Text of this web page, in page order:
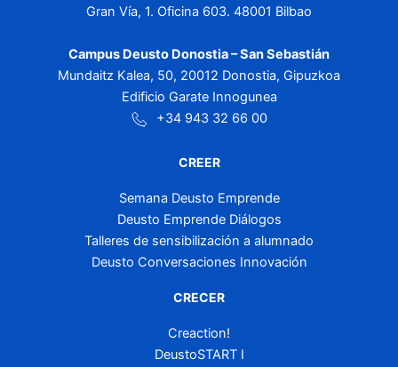
Gran Vía, 1. Oficina 603. 48001 Bilbao
Campus Deusto Donostia – San Sebastián
Mundaitz Kalea, 50, 20012 Donostia, Gipuzkoa
Edificio Garate Innogunea
+34 943 32 66 00
CREER
Semana Deusto Emprende
Deusto Emprende Diálogos
Talleres de sensibilización a alumnado
Deusto Conversaciones Innovación
CRECER
Creaction!
DeustoSTART I